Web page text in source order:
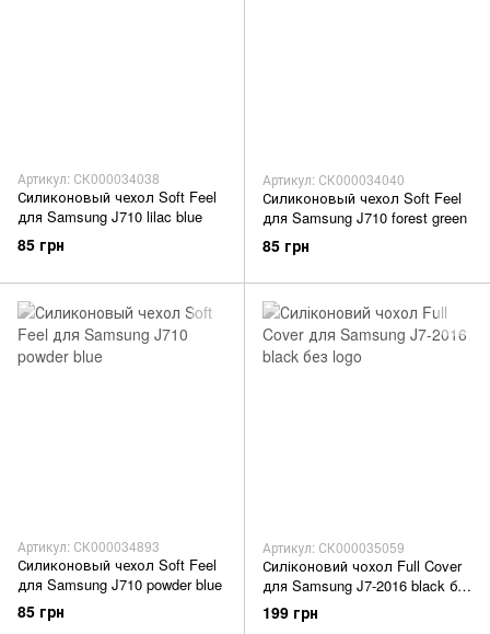
Артикул: СК000034038
Силиконовый чехол Soft Feel
для Samsung J710 lilac blue
85 грн
Артикул: СК000034040
Силиконовый чехол Soft Feel
для Samsung J710 forest green
85 грн
Артикул: СК000034893
Силиконовый чехол Soft Feel
для Samsung J710 powder blue
85 грн
Артикул: СК000035059
Силіконовий чохол Full Cover
для Samsung J7-2016 black без
logo
199 грн